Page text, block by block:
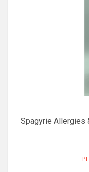
Spagyrie Allergies